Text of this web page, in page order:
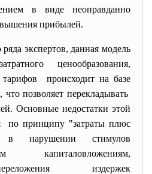
в виде неоправданно
прибылей.
экспертов, данная модель
ценообразования,
тарифов происходит на базе
позволяет перекладывать
Основные недостатки этой
по принципу "затраты плюс
в нарушении стимулов
капиталовложениям,
издержек